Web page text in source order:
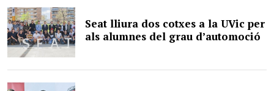
Seat lliura dos cotxes a la UVic per
als alumnes del grau d’automoció